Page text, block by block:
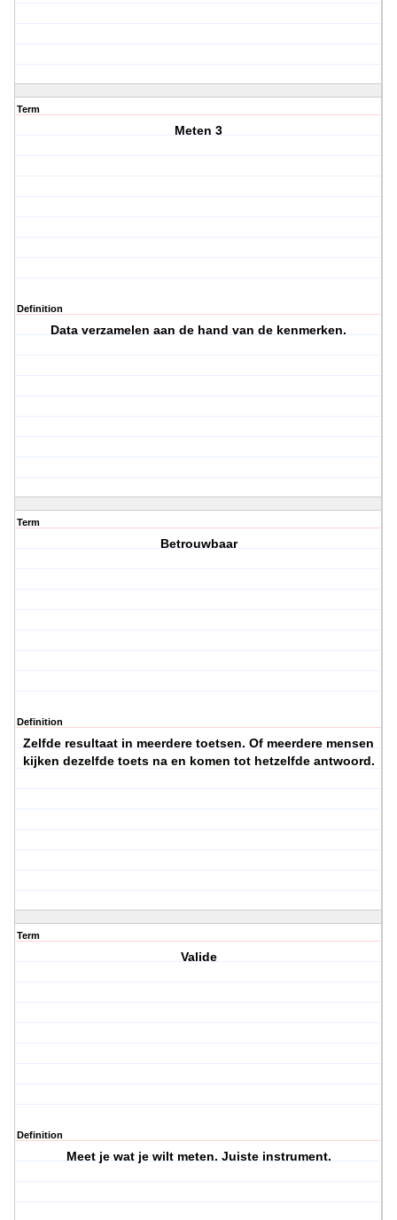
Term
Meten 3
Definition
Data verzamelen aan de hand van de kenmerken.
Term
Betrouwbaar
Definition
Zelfde resultaat in meerdere toetsen. Of meerdere mensen
kijken dezelfde toets na en komen tot hetzelfde antwoord.
Term
Valide
Definition
Meet je wat je wilt meten. Juiste instrument.